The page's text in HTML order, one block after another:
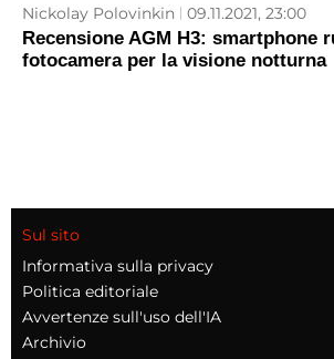
Nickolay Polovinkin 09.11.2021, 23:00
Recensione AGM H3: smartphone
fotocamera per la visione notturna
Sul sito
Informativa sulla privacy
Politica editoriale
Avvertenze sull'uso dell'IA
Archivio